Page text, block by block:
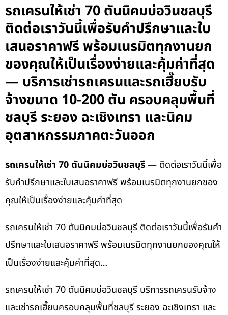
รถเครนให้เช่า 70 ตันนิคมบ่อวินชลบุรี
ติดต่อเราวันนี้เพื่อรับคำปรึกษาและใบ
เสนอราคาฟรี พร้อมเนรมิตทุกงานยก
ของคุณให้เป็นเรื่องง่ายและคุ้มค่าที่สุด
— บริการเช่ารถเครนและรถเฮี๊ยบรับ
จ้างขนาด 10-200 ตัน ครอบคลุมพื้นที่
ชลบุรี ระยอง ฉะเชิงเทรา และนิคม
อุตสาหกรรมภาคตะวันออก
รถเครนให้เช่า 70 ตันนิคมบ่อวินชลบุรี— ติดต่อเราวันนี้เพื่อ
รับคำปรึกษาและใบเสนอราคาฟรี พร้อมเนรมิตทุกงานยกของ
คุณให้เป็นเรื่องง่ายและคุ้มค่าที่สุด
รถเครนให้เช่า 70 ตันนิคมบ่อวินชลบุรี ติดต่อเราวันนี้เพื่อรับคำ
ปรึกษาและใบเสนอราคาฟรี พร้อมเนรมิตทุกงานยกของคุณให้
เป็นเรื่องง่ายและคุ้มค่าที่สุด…
รถเครนให้เช่า 70 ตันนิคมบ่อวินชลบุรี บริการรถเครนรับจ้าง
และเช่ารถเฮี๊ยบครอบคลุมพื้นที่ชลบุรี ระยอง ฉะเชิงเทรา และ